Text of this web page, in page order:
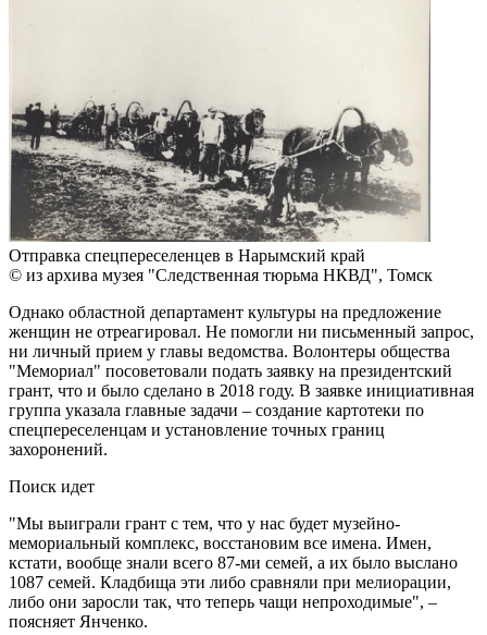
Отправка спецпереселенцев в Нарымский край
© из архива музея "Следственная тюрьма НКВД", Томск
Однако областной департамент культуры на предложение
женщин не отреагировал. Не помогли ни письменный запрос,
ни личный прием у главы ведомства. Волонтеры общества
"Мемориал" посоветовали подать заявку на президентский
грант, что и было сделано в 2018 году. В заявке инициативная
группа указала главные задачи – создание картотеки по
спецпереселенцам и установление точных границ
захоронений.
Поиск идет
"Мы выиграли грант с тем, что у нас будет музейно-
мемориальный комплекс, восстановим все имена. Имен,
кстати, вообще знали всего 87-ми семей, а их было выслано
1087 семей. Кладбища эти либо сравняли при мелиорации,
либо они заросли так, что теперь чащи непроходимые", –
поясняет Янченко.